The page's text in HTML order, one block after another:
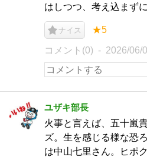
はしつつ、考え込まず
ナイス ★5
コメント(0) 2026/06/
ユザキ部長
火事と言えば、五十嵐
ズ。生を感じる様な恐
は中山七里さん。ヒポ